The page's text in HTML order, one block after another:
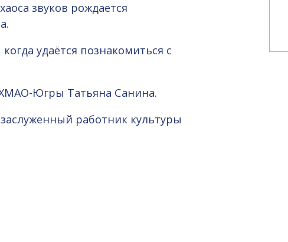
звуков рождается
удаётся познакомиться с
Югры Татьяна Санина.
работник культуры